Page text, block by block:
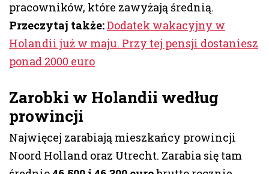
pracowników, które zawyżają średnią.
Przeczytaj także:Dodatek wakacyjny w
Holandii już w maju. Przy tej pensji dostaniesz
ponad 2000 euro
Zarobki w Holandii według
prowincji
Najwięcej zarabiają mieszkańcy prowincji
Noord Holland oraz Utrecht. Zarabia się tam